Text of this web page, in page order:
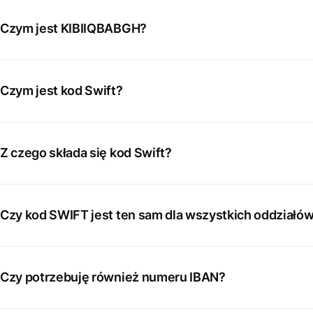
Czym jest KIBIIQBABGH?
Czym jest kod Swift?
Z czego składa się kod Swift?
Czy kod SWIFT jest ten sam dla wszystkich
Czy potrzebuję również numeru IBAN?